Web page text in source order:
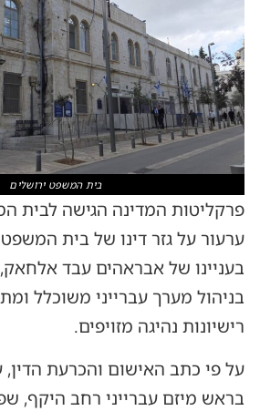
בית המשפט ירושלים
פרקליטות המדינה הגישה לבית
ערעור על גזר דינו של בית
בעניינו של אבראהים עבד
בניהול מערך עברייני משוכלל
רישיונות נהיגה מזויפים.
על פי כתב האישום והכרעת
בראש מיזם עברייני רחב היקף,